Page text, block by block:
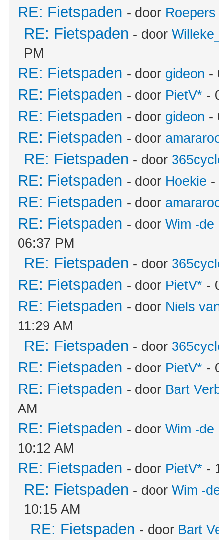
RE: Fietspaden - door Roepers
RE: Fietspaden - door
PM
RE: Fietspaden - door gideon -
RE: Fietspaden - door PietV* -
RE: Fietspaden - door gideon -
RE: Fietspaden - door
RE: Fietspaden - door
RE: Fietspaden - door Hoekie -
RE: Fietspaden - door
RE: Fietspaden - door Wim -de
06:37 PM
RE: Fietspaden - door
RE: Fietspaden - door PietV* -
RE: Fietspaden - door Niels
11:29 AM
RE: Fietspaden - door
RE: Fietspaden - door PietV* -
RE: Fietspaden - door Bart
AM
RE: Fietspaden - door Wim -de
10:12 AM
RE: Fietspaden - door PietV* -
RE: Fietspaden - door Wim -
10:15 AM
RE: Fietspaden - door Bart